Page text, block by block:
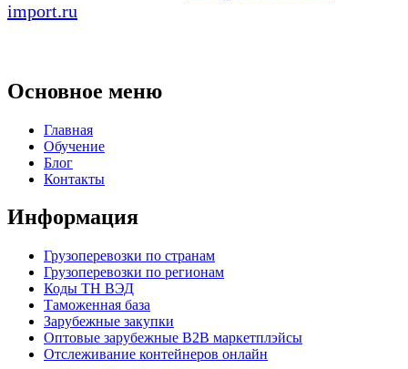
import.ru
Основное меню
Главная
Обучение
Блог
Контакты
Информация
Грузоперевозки по странам
Грузоперевозки по регионам
Коды ТН ВЭД
Таможенная база
Зарубежные закупки
Оптовые зарубежные B2B маркетплэйсы
Отслеживание контейнеров онлайн